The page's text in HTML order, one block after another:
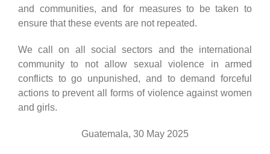
and communities, and for measures to be taken to
ensure that these events are not repeated.
We call on all social sectors and the international
community to not allow sexual violence in armed
conflicts to go unpunished, and to demand forceful
actions to prevent all forms of violence against women
and girls.
Guatemala, 30 May 2025